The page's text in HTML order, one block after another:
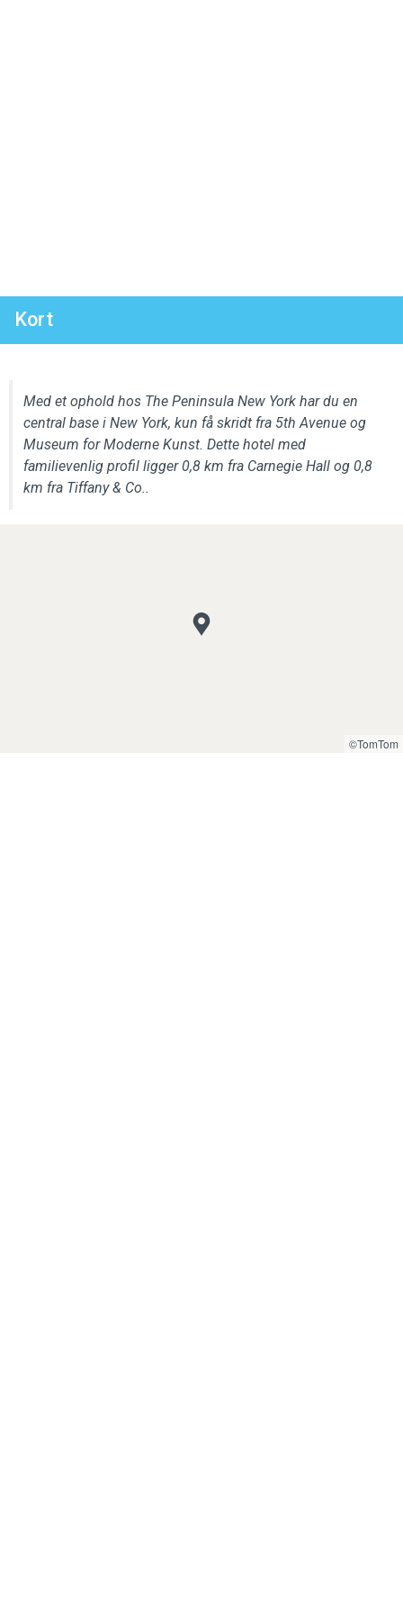
Kort
Med et ophold hos The Peninsula New York har du en
central base i New York, kun få skridt fra 5th Avenue og
Museum for Moderne Kunst. Dette hotel med
familievenlig profil ligger 0,8 km fra Carnegie Hall og 0,8
km fra Tiffany & Co..
©TomTom